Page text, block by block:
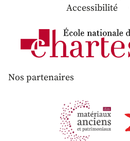
Accessibilité
Nos partenaires